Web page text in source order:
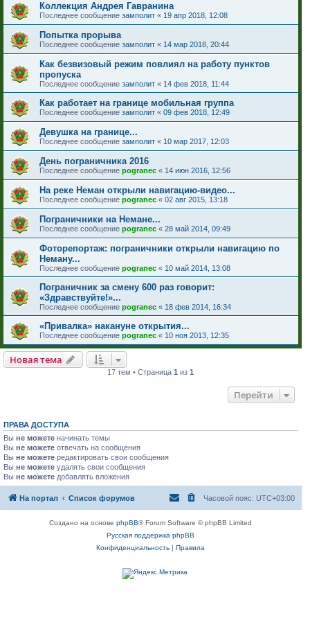
Коллекция Андрея Гавранина
Последнее сообщение замполит « 19 апр 2018, 12:08
Попытка прорыва
Последнее сообщение замполит « 14 мар 2018, 20:44
Как безвизовый режим повлиял на работу пунктов
пропуска
Последнее сообщение замполит « 14 фев 2018, 11:44
Как работает на границе мобильная группа
Последнее сообщение замполит « 09 фев 2018, 12:49
Девушка на границе...
Последнее сообщение замполит « 10 мар 2017, 12:03
День пограничника 2016
Последнее сообщение pogranec « 14 июн 2016, 12:56
На реке Неман открыли навигацию-видео...
Последнее сообщение pogranec « 02 авг 2015, 13:18
Пограничники на Немане...
Последнее сообщение pogranec « 28 май 2014, 09:49
Фоторепортаж: пограничники открыли навигацию по
Неману...
Последнее сообщение pogranec « 10 май 2014, 13:08
Пограничник за смену 600 раз говорит:
«Здравствуйте!»...
Последнее сообщение pogranec « 18 фев 2014, 16:34
«Привалка» накануне открытия...
Последнее сообщение pogranec « 10 ноя 2013, 12:35
Новая тема
17 тем • Страница1 из1
Перейти
ПРАВА ДОСТУПА
Вы не можете начинать темы
Вы не можете отвечать на сообщения
Вы не можете редактировать свои сообщения
Вы не можете удалять свои сообщения
Вы не можете добавлять вложения
На портал Список форумов Часовой пояс: UTC+03:00
Создано на основеphpBB® Forum Software © phpBB Limited
Русская поддержка phpBB
Конфиденциальность |Правила